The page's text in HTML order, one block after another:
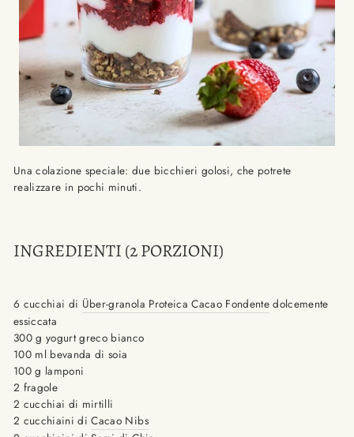
Una colazione speciale: due bicchieri golosi, che potrete
realizzare in pochi minuti.
INGREDIENTI (2 PORZIONI)
6 cucchiai di Über-granola Proteica Cacao Fondente dolcemente
essiccata
300 g yogurt greco bianco
100 ml bevanda di soia
100 g lamponi
2 fragole
2 cucchiai di mirtilli
2 cucchiaini diCacao Nibs